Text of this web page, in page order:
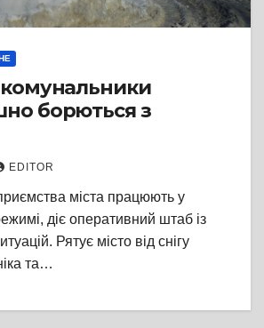
комунальники
борються з
EDITOR
міста працюють у
діє оперативний штаб із
Рятує місто від снігу
та…